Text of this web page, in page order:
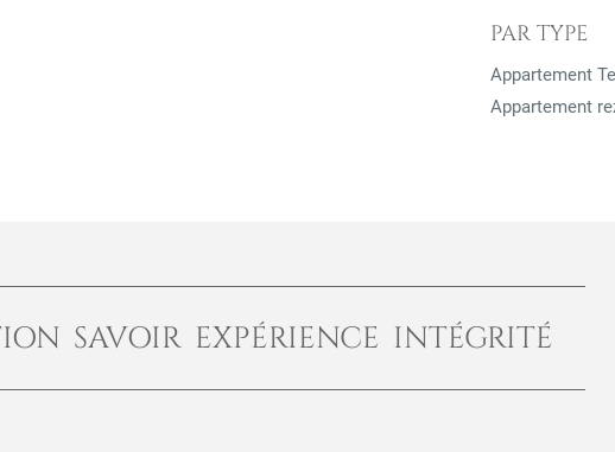
PAR TYPE
Appartement
Appartement
SAVOIR EXPÉRIENCE INTÉGRITÉ